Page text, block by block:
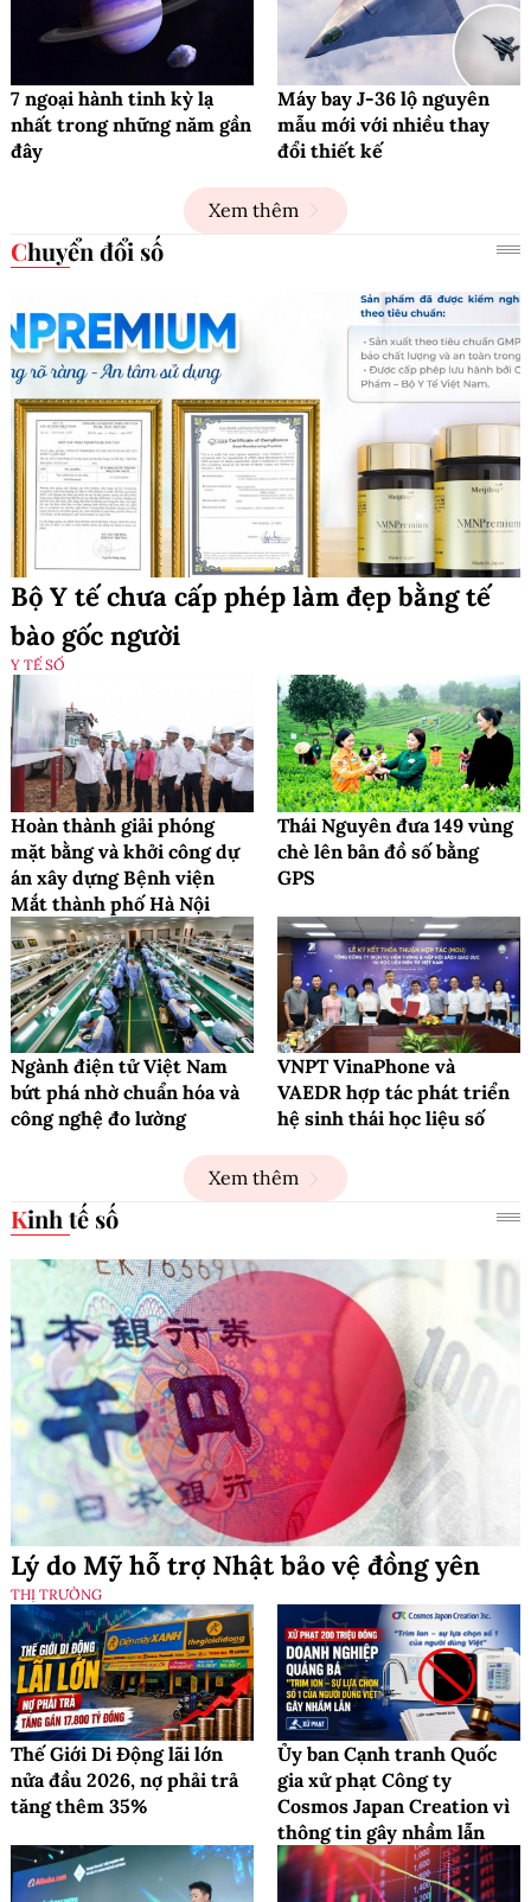
7 ngoại hành tinh kỳ lạ
nhất trong những năm gần
đây
Máy bay J-36 lộ nguyên
mẫu mới với nhiều thay
đổi thiết kế
Xem thêm
Chuyển đổi số
Bộ Y tế chưa cấp phép làm đẹp bằng tế
bào gốc người
Y TẾ SỐ
Hoàn thành giải phóng
mặt bằng và khởi công dự
án xây dựng Bệnh viện
Mắt thành phố Hà Nội
Thái Nguyên đưa 149 vùng
chè lên bản đồ số bằng
GPS
Ngành điện tử Việt Nam
bứt phá nhờ chuẩn hóa và
công nghệ đo lường
VNPT VinaPhone và
VAEDR hợp tác phát triển
hệ sinh thái học liệu số
Xem thêm
Kinh tế số
Lý do Mỹ hỗ trợ Nhật bảo vệ đồng yên
THỊ TRƯỜNG
Thế Giới Di Động lãi lớn
nửa đầu 2026, nợ phải trả
tăng thêm 35%
Ủy ban Cạnh tranh Quốc
gia xử phạt Công ty
Cosmos Japan Creation vì
thông tin gây nhầm lẫn